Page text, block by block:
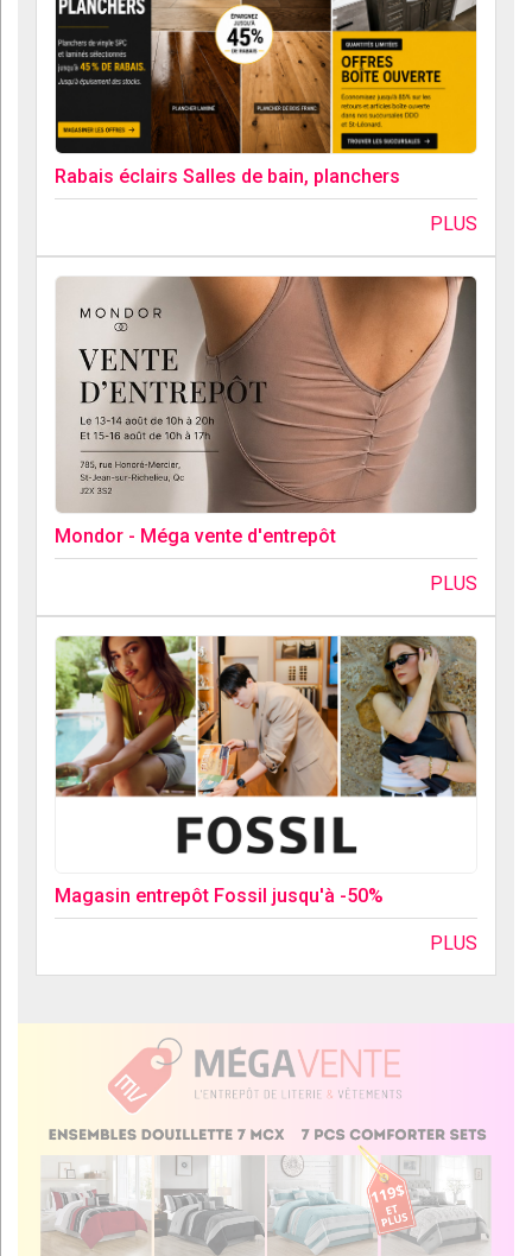
Rabais éclairs Salles de bain, planchers
PLUS
Mondor - Méga vente d'entrepôt
PLUS
Magasin entrepôt Fossil jusqu'à -50%
PLUS